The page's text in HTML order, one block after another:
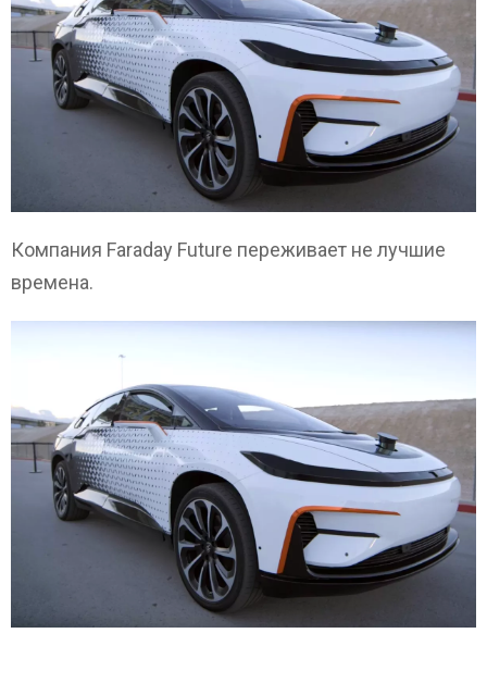
Компания Faraday Future переживает не лучшие
времена.